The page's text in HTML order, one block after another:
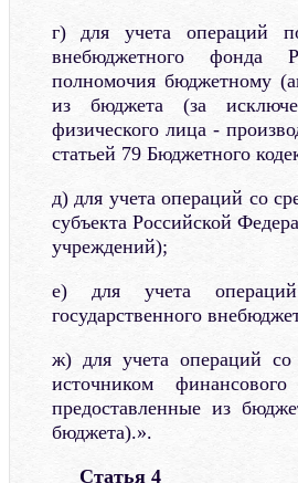
г) для учета операций
внебюджетного фонда
полномочия бюджетному
из бюджета (за
физического лица -
статьей 79 Бюджетного
д) для учета операций со
субъекта Российской
учреждений);
е) для учета
государственного
ж) для учета операций со
источником
предоставленные из
бюджета).».
Статья 4